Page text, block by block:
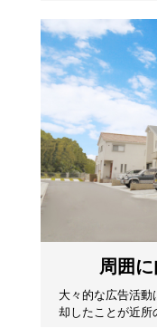
周囲
大々的な広告活動
却したことが近所